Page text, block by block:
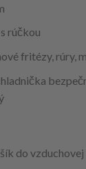
rúčkou
fritézy, rúry,
do